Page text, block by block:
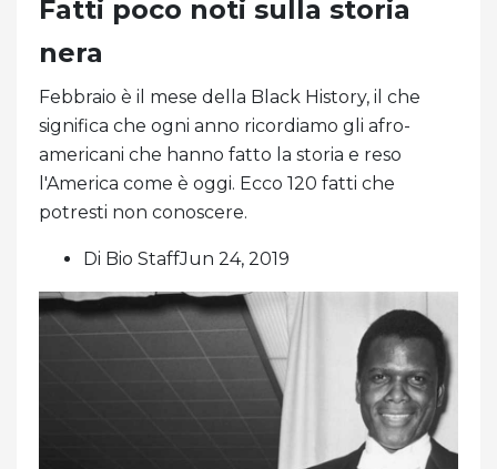
Fatti poco noti sulla storia
nera
Febbraio è il mese della Black History, il che
significa che ogni anno ricordiamo gli afro-
americani che hanno fatto la storia e reso
l'America come è oggi. Ecco 120 fatti che
potresti non conoscere.
Di Bio StaffJun 24, 2019